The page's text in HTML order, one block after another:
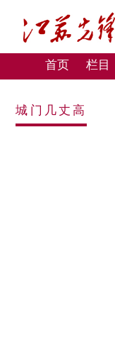
首页 栏目
城门几丈高